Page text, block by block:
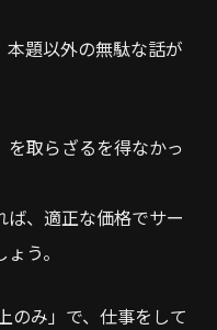
題以外の無駄な話が
取らざるを得なかっ
、適正な価格でサー
う。
のみ」で、仕事をして